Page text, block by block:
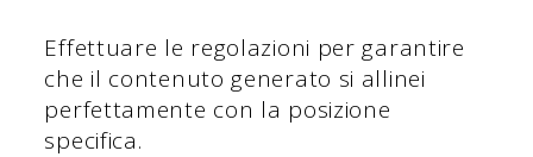
Effettuare le regolazioni per garantire
che il contenuto generato si allinei
perfettamente con la posizione
specifica.